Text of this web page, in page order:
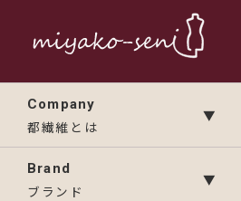
Company
都繊維とは
▼
Brand
ブランド
▼